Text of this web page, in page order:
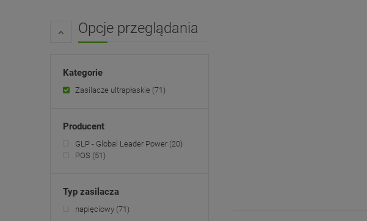
Opcje przeglądania
Kategorie
Zasilacze ultrapłaskie (71)
Producent
GLP - Global Leader Power (20)
POS (51)
Typ zasilacza
napięciowy (71)